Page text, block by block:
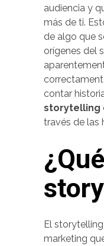
audiencia y
más de ti.
de algo que
orígenes del
contar
storytelling
través de las
El
marketing